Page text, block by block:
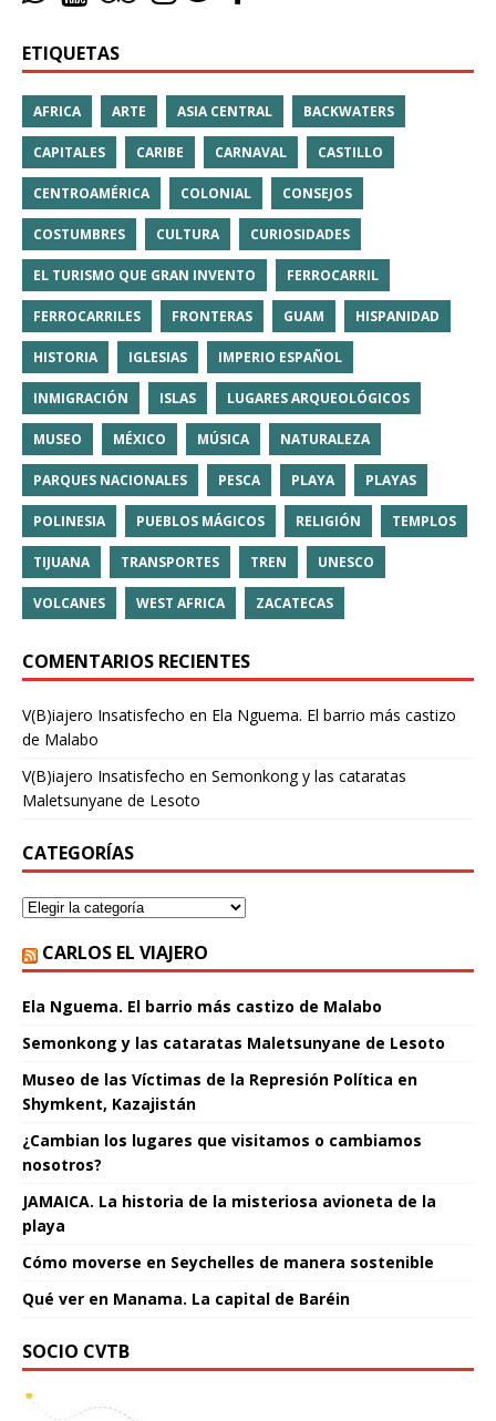
ETIQUETAS
AFRICA ARTE ASIA CENTRAL BACKWATERS
CAPITALES CARIBE CARNAVAL CASTILLO
CENTROAMÉRICA COLONIAL CONSEJOS
COSTUMBRES CULTURA CURIOSIDADES
EL TURISMO QUE GRAN INVENTO FERROCARRIL
FERROCARRILES FRONTERAS GUAM HISPANIDAD
HISTORIA IGLESIAS IMPERIO ESPAÑOL
INMIGRACIÓN ISLAS LUGARES ARQUEOLÓGICOS
MUSEO MÉXICO MÚSICA NATURALEZA
PARQUES NACIONALES PESCA PLAYA PLAYAS
POLINESIA PUEBLOS MÁGICOS RELIGIÓN TEMPLOS
TIJUANA TRANSPORTES TREN UNESCO
VOLCANES WEST AFRICA ZACATECAS
COMENTARIOS RECIENTES
V(B)iajero Insatisfecho en Ela Nguema. El barrio más castizo
de Malabo
V(B)iajero Insatisfecho en Semonkong y las cataratas
Maletsunyane de Lesoto
CATEGORÍAS
CARLOS EL VIAJERO
Ela Nguema. El barrio más castizo de Malabo
Semonkong y las cataratas Maletsunyane de Lesoto
Museo de las Víctimas de la Represión Política en
Shymkent, Kazajistán
¿Cambian los lugares que visitamos o cambiamos
nosotros?
JAMAICA. La historia de la misteriosa avioneta de la
playa
Cómo moverse en Seychelles de manera sostenible
Qué ver en Manama. La capital de Baréin
SOCIO CVTB